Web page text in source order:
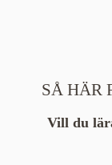
SÅ HÄR
Vill du